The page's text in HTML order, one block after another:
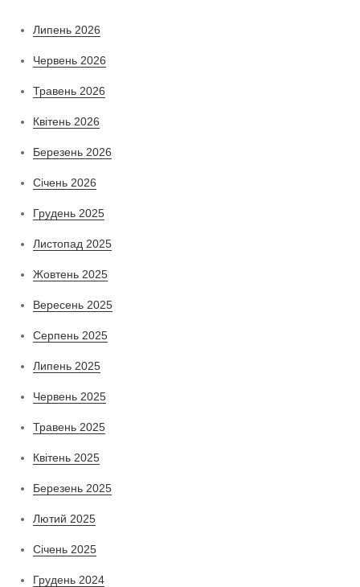
Липень 2026
Червень 2026
Травень 2026
Квітень 2026
Березень 2026
Січень 2026
Грудень 2025
Листопад 2025
Жовтень 2025
Вересень 2025
Серпень 2025
Липень 2025
Червень 2025
Травень 2025
Квітень 2025
Березень 2025
Лютий 2025
Січень 2025
Грудень 2024